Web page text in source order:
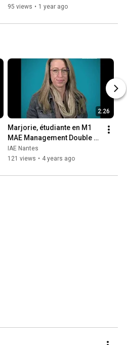
de l'IAE
95 views • 1 year ago
2:26
Marjorie, étudiante en M1
MAE Management Double
Compétence - Formation
Continue - promo
IAE Nantes
121 views • 4 years ago